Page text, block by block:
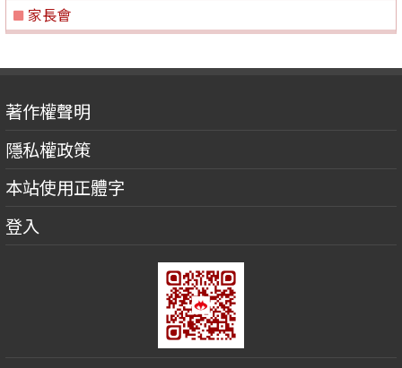
家長會
著作權聲明
隱私權政策
本站使用正體字
登入